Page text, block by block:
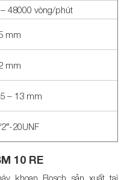
48000 vòng/phút
mm
mm
– 13 mm
20UNF
10 RE
khoan Bosch sản xuất tại